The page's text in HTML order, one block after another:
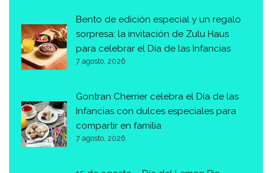
Bento de edición especial y un regalo
sorpresa: la invitación de Zulu Haus
para celebrar el Día de las Infancias
7 agosto, 2026
Gontran Cherrier celebra el Día de las
Infancias con dulces especiales para
compartir en familia
7 agosto, 2026